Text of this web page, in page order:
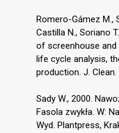
Romero-Gámez M.,
Castilla N., Soriano
of screenhouse
life cycle analysis,
production. J. Clean.
Sady W., 2000.
Fasola zwykła. W:
Wyd. Plantpress,